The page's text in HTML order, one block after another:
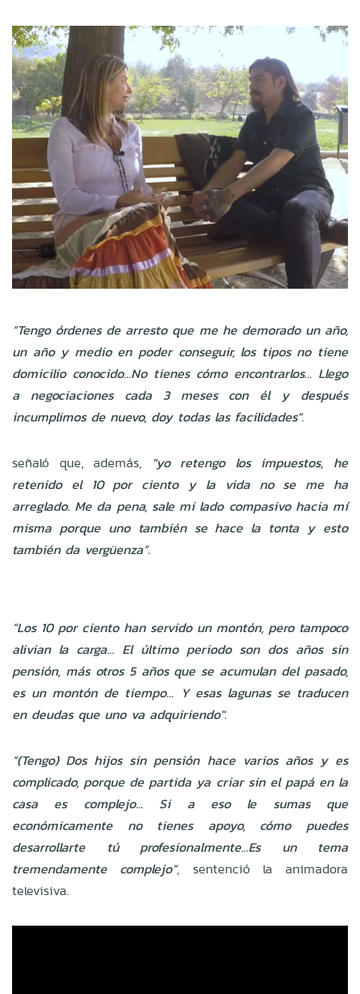
“Tengo órdenes de arresto que me he demorado un año,
un año y medio en poder conseguir, los tipos no tiene
domicilio conocido...No tienes cómo encontrarlos... Llego
a negociaciones cada 3 meses con él y después
incumplimos de nuevo, doy todas las facilidades".
señaló que, además, "yo retengo los impuestos, he
retenido el 10 por ciento y la vida no se me ha
arreglado. Me da pena, sale mi lado compasivo hacia mí
misma porque uno también se hace la tonta y esto
también da vergüenza”.
“Los 10 por ciento han servido un montón, pero tampoco
alivian la carga... El último periodo son dos años sin
pensión, más otros 5 años que se acumulan del pasado,
es un montón de tiempo... Y esas lagunas se traducen
en deudas que uno va adquiriendo".
“(Tengo) Dos hijos sin pensión hace varios años y es
complicado, porque de partida ya criar sin el papá en la
casa es complejo... Si a eso le sumas que
económicamente no tienes apoyo, cómo puedes
desarrollarte tú profesionalmente...Es un tema
tremendamente complejo”, sentenció la animadora
televisiva.